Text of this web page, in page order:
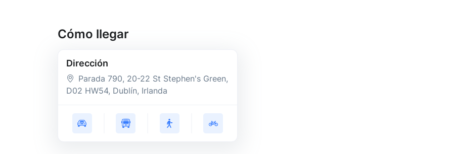
Cómo llegar
Dirección
Parada 790, 20-22 St Stephen's Green,
D02 HW54, Dublín, Irlanda